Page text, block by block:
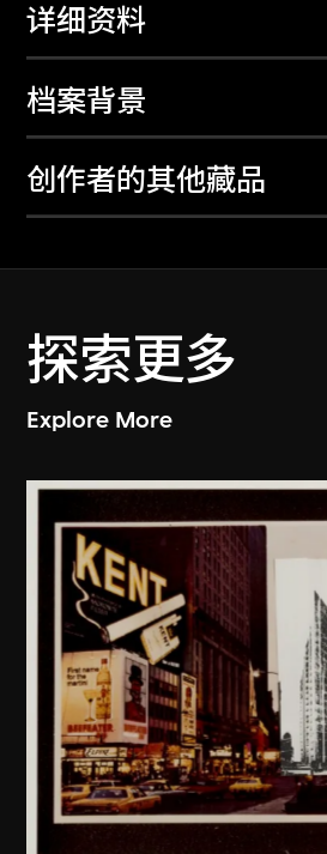
详细资料
档案背景
创作者的其他藏品
探索更多
Explore More